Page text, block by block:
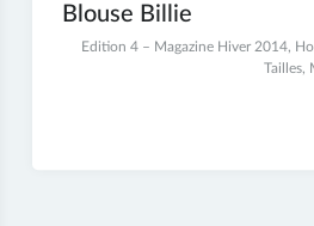
Blouse Billie
Edition 4 – Magazine Hiver 2014,
Tailles,